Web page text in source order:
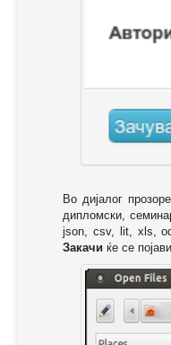
Во дијалог
дипломски,
json, csv, lit, xls,
Закачи ќе се